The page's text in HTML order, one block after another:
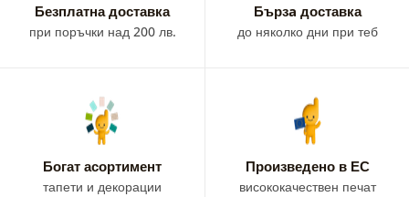
Безплатна доставка
при поръчки над 200 лв.
Бързa доставка
до няколко дни при теб
Богат асортимент
тапети и декорации
Произведено в ЕС
висококачествен печат